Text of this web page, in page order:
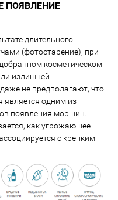
ПОЯВЛЕНИЕ
длительного
(фотостарение), при
косметическом
излишней
не предполагают, что
является одним из
появления морщин.
как угрожающее
с крепким